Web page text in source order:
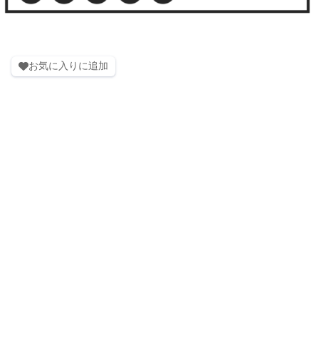
お気に入りに追加